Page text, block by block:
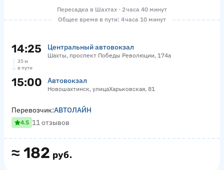
Пересадка в Шахтах · 2 часа 40 минут
Общее время в пути: 4 часа 10 минут
14:25 Центральный автовокзал
Шахты, проспект Победы Революции, 174а
35 м
в пути
15:00 Автовокзал
Новошахтинск, улицаХарьковская, 81
≈ 182 руб.
Перевозчик:АВТОЛАЙН
4.5 11 отзывов